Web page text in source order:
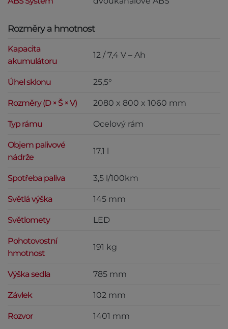
Rozměry a hmotnost
Kapacita
akumulátoru
12 / 7,4 V – Ah
Úhel sklonu 25,5°
Rozměry (D × Š × V) 2080 x 800 x 1060 mm
Typ rámu Ocelový rám
Objem palivové
nádrže
17,1 l
Spotřeba paliva 3,5 l/100km
Světlá výška 145 mm
Světlomety LED
Pohotovostní
hmotnost
191 kg
Výška sedla 785 mm
Závlek 102 mm
Rozvor 1401 mm